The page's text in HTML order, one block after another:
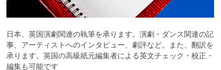
日本、英国演劇関連の執筆を承ります。演劇・ダンス関連の記
事、アーティストへのインタビュー、劇評など。また、翻訳を
承ります。英国の高級紙元編集者による英文チェック・校正・
編集も可能です